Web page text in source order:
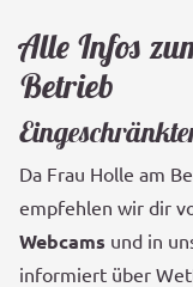
Alle Infos
Betrieb
Da Frau Holle am
empfehlen wir dir
Webcams und in
informiert über